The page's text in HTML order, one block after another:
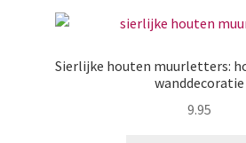
Sierlijke houten muurletters:
wanddecoratie
9.95